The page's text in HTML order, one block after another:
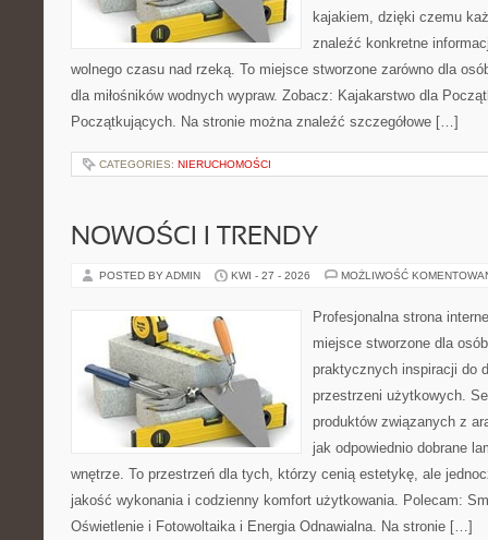
kajakiem, dzięki czemu
znaleźć konkretne
wolnego czasu nad rzeką. To miejsce stworzone zarówno dla
dla miłośników wodnych wypraw. Zobacz: Kajakarstwo dla
Początkujących. Na stronie można znaleźć szczegółowe […]
CATEGORIES: NIERUCHOMOŚCI
NOWOŚCI I TRENDY
POSTED BY ADMIN KWI - 27 - 2026 MOŻLIWOŚĆ
Profesjonalna strona
miejsce stworzone dla
praktycznych inspiracji do
przestrzeni użytkowych.
produktów związanych z
jak odpowiednio dobrane
wnętrze. To przestrzeń dla tych, którzy cenią estetykę, ale
jakość wykonania i codzienny komfort użytkowania. Polecam:
Oświetlenie i Fotowoltaika i Energia Odnawialna. Na stronie […]